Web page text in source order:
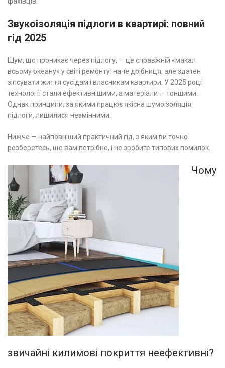
Звукоізоляція підлоги в квартирі: повний
гід 2025
Шум, що проникає через підлогу, — це справжній «макал
всьому океану» у світі ремонту: наче дрібниця, але здатен
зіпсувати життя сусідам і власникам квартири. У 2025 році
технології стали ефективнішими, а матеріали — тоншими.
Однак принципи, за якими працює якісна шумоізоляція
підлоги, лишилися незмінними.
Нижче — найповніший практичний гід, з яким ви точно
розберетесь, що вам потрібно, і не зробите типових помилок.
Чому
звичайні килимові покриття неефективні?